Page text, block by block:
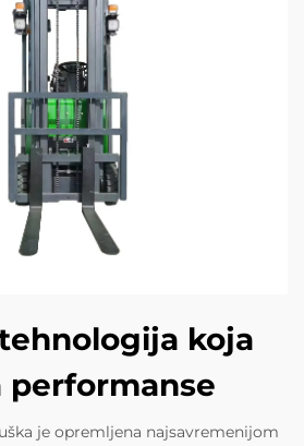
koja
performanse
je opremljena najsavremenijom